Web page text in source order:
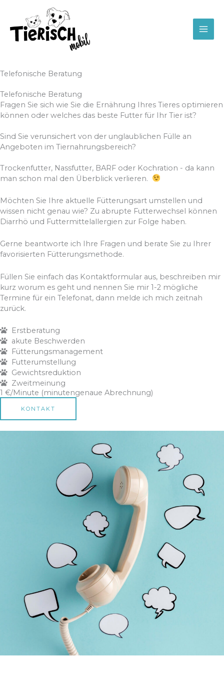
springen
Telefonische Beratung
Telefonische Beratung
Fragen Sie sich wie Sie die Ernährung Ihres Tieres optimieren
können oder welches das beste Futter für Ihr Tier ist?
Sind Sie verunsichert von der unglaublichen Fülle an
Angeboten im Tiernahrungsbereich?
Trockenfutter, Nassfutter, BARF oder Kochration - da kann
man schon mal den Überblick verlieren.
Möchten Sie Ihre aktuelle Fütterungsart umstellen und
wissen nicht genau wie? Zu abrupte Futterwechsel können
Diarrhö und Futtermittelallergien zur Folge haben.
Gerne beantworte ich Ihre Fragen und berate Sie zu Ihrer
favorisierten Fütterungsmethode.
Füllen Sie einfach das Kontaktformular aus, beschreiben mir
kurz worum es geht und nennen Sie mir 1-2 mögliche
Termine für ein Telefonat, dann melde ich mich zeitnah
zurück.
Erstberatung
akute Beschwerden
Fütterungsmanagement
Futterumstellung
Gewichtsreduktion
Zweitmeinung
1 €/Minute (minutengenaue Abrechnung)
KONTAKT